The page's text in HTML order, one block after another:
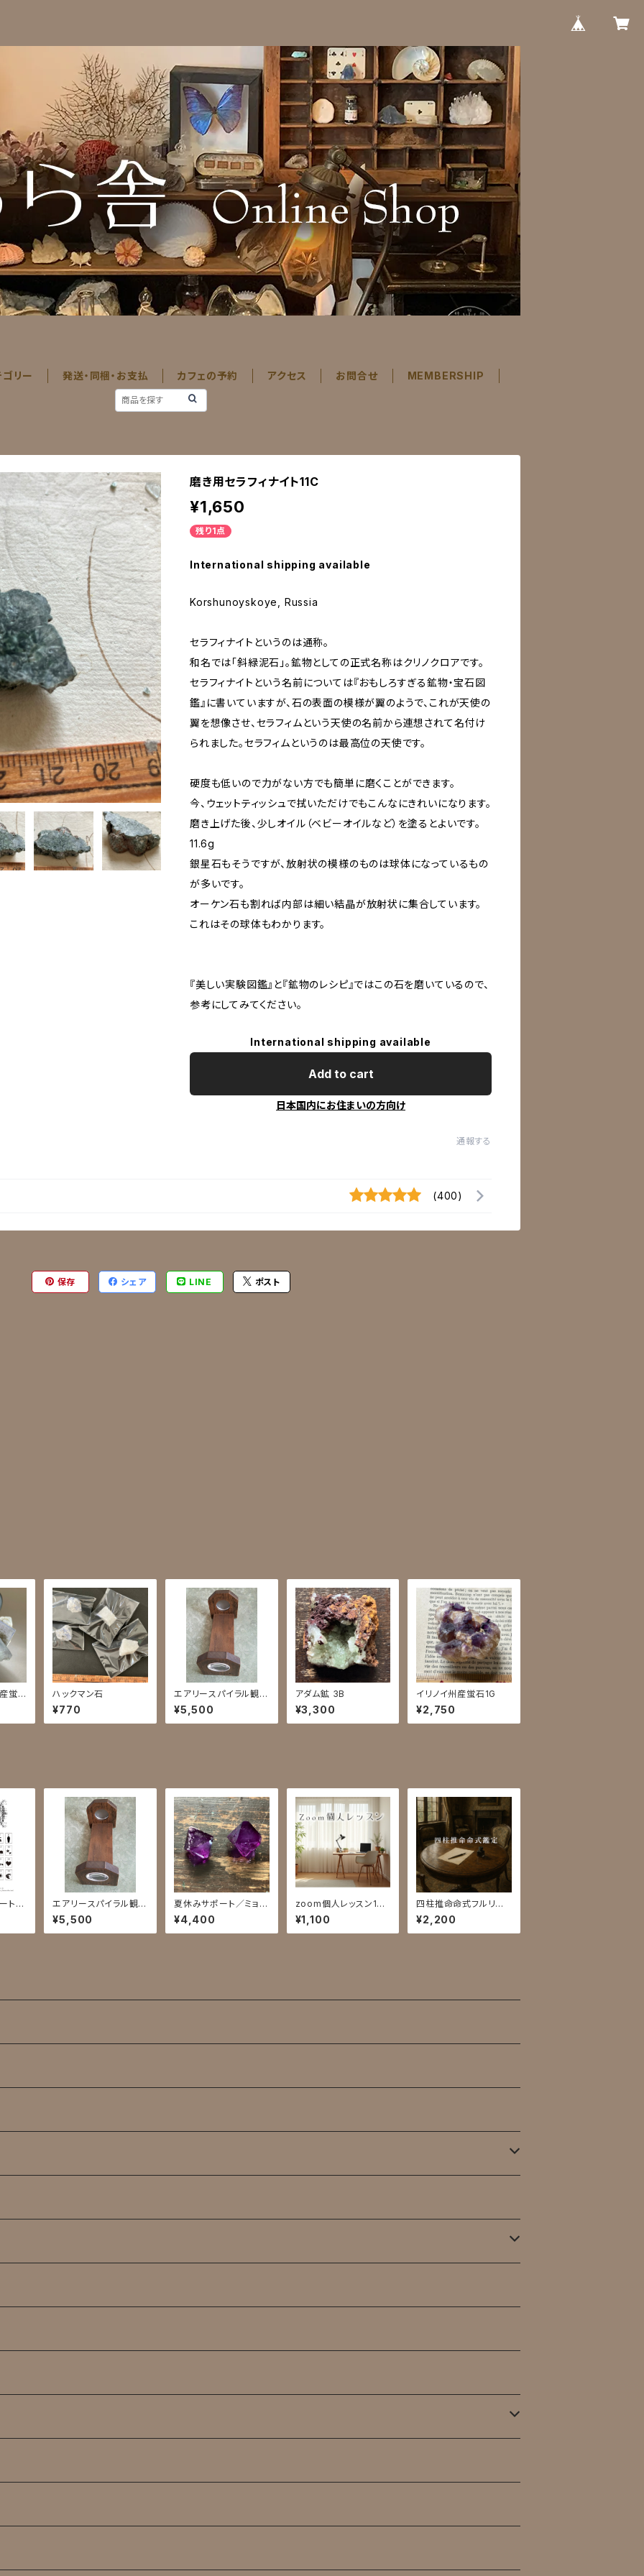
ゴリー 発送・同梱・お支払 カフェの予約 アクセス お問合せ MEMBERSHIP
磨き用セラフィナイト11C
¥1,650
残り1点
International shipping available
Korshunoyskoye, Russia
セラフィナイトというのは通称。
和名では「斜緑泥石」。鉱物としての正式名称はクリノクロアです。
セラフィナイトという名前については『おもしろすぎる鉱物・宝石図
鑑』に書いていますが、石の表面の模様が翼のようで、これが天使の
翼を想像させ、セラフィムという天使の名前から連想されて名付け
られました。セラフィムというのは最高位の天使です。
硬度も低いので力がない方でも簡単に磨くことができます。
今、ウェットティッシュで拭いただけでもこんなにきれいになります。
磨き上げた後、少しオイル（ベビーオイルなど）を塗るとよいです。
11.6g
銀星石もそうですが、放射状の模様のものは球体になっているもの
が多いです。
オーケン石も割れば内部は細い結晶が放射状に集合しています。
これはその球体もわかります。
『美しい実験図鑑』と『鉱物のレシピ』ではこの石を磨いているので、
参考にしてみてください。
International shipping available
Add to cart
日本国内にお住まいの方向け
通報する
(400)
保存 シェア LINE ポスト
蛍 ハックマン石
¥770
エアリースパイラル観察
機
¥5,500
アダム鉱 3B
¥3,300
イリノイ州産蛍石1G
¥2,750
ト2
エアリースパイラル観察
機
¥5,500
夏休みサポート／ミョウ
バン
¥4,400
zoom個人レッスン10
分
¥1,100
四柱推命命式フルリー
ディング
¥2,200